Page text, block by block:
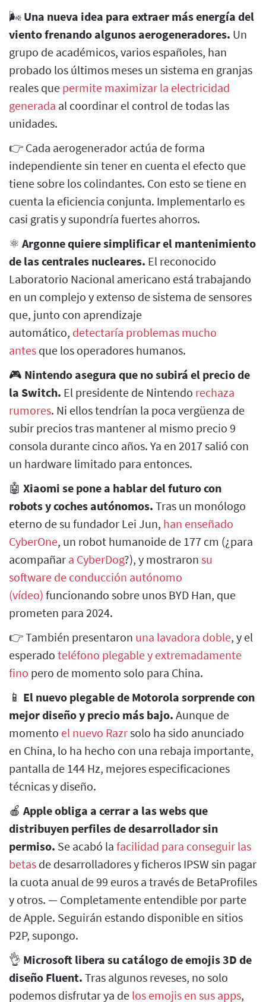
🌬️ Una nueva idea para extraer más energía del
viento frenando algunos aerogeneradores. Un
grupo de académicos, varios españoles, han
probado los últimos meses un sistema en granjas
reales que permite maximizar la electricidad
generada al coordinar el control de todas las
unidades.
👉 Cada aerogenerador actúa de forma
independiente sin tener en cuenta el efecto que
tiene sobre los colindantes. Con esto se tiene en
cuenta la eficiencia conjunta. Implementarlo es
casi gratis y supondría fuertes ahorros.
⚛️ Argonne quiere simplificar el mantenimiento
de las centrales nucleares. El reconocido
Laboratorio Nacional americano está trabajando
en un complejo y extenso de sistema de sensores
que, junto con aprendizaje
automático, detectaría problemas mucho
antes que los operadores humanos.
🎮 Nintendo asegura que no subirá el precio de
la Switch. El presidente de Nintendo rechaza
rumores. Ni ellos tendrían la poca vergüenza de
subir precios tras mantener al mismo precio 9
consola durante cinco años. Ya en 2017 salió con
un hardware limitado para entonces.
🤖 Xiaomi se pone a hablar del futuro con
robots y coches autónomos. Tras un monólogo
eterno de su fundador Lei Jun, han enseñado
CyberOne, un robot humanoide de 177 cm (¿para
acompañar a CyberDog?), y mostraron su
software de conducción autónomo
(vídeo) funcionando sobre unos BYD Han, que
prometen para 2024.
👉 También presentaron una lavadora doble, y el
esperado teléfono plegable y extremadamente
fino pero de momento solo para China.
📱 El nuevo plegable de Motorola sorprende con
mejor diseño y precio más bajo. Aunque de
momento el nuevo Razrsolo ha sido anunciado
en China, lo ha hecho con una rebaja importante,
pantalla de 144 Hz, mejores especificaciones
técnicas y diseño.
🍎 Apple obliga a cerrar a las webs que
distribuyen perfiles de desarrollador sin
permiso. Se acabó la facilidad para conseguir las
betas de desarrolladores y ficheros IPSW sin pagar
la cuota anual de 99 euros a través de BetaProfiles
y otros. — Completamente entendible por parte
de Apple. Seguirán estando disponible en sitios
P2P, supongo.
👌 Microsoft libera su catálogo de emojis 3D de
diseño Fluent. Tras algunos reveses, no solo
podemos disfrutar ya de los emojis en sus apps,